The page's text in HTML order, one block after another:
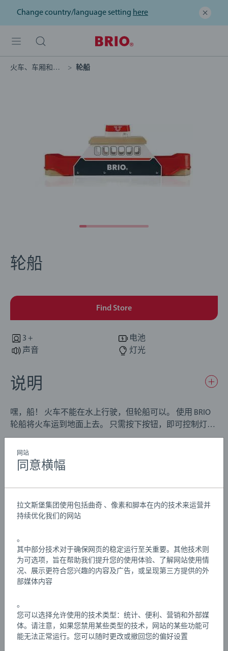
Change country/language setting here
火车、车厢和汽车 轮船
轮船
Find Store
3 +
电池
声音
灯光
说明
嘿，船！ 火车不能在水上行驶，但轮船可以。 使用 BRIO
轮船将火车运到地面上去。 只需按下按钮，即可控制灯光
和喇叭。 产品包含 2 条对接轨道，抵达目的地时舱门将打
开。
料精心打造，BRIO World铁路系列适合3岁及以上儿童，是
车、机车、货车、客车和车辆均配备经典BRIO磁性连接
大的BRIO世界。我们知道孩子们有时会以意想不到的方式
玩玩具。这就是为什么我们严格按照安全标准测试我们的
产品，这些标准在许多情况下比法律要求更为严格。BRIO
铁路套装是生日礼物或圣诞礼物的绝佳选择。
Details
文章编号:
63356900
游戏说明
Download
Download
网站
同意横幅
拉文斯堡集团使用包括曲奇 、像素和脚本在内的技术来运营并
持续优化我们的网站
。
其中部分技术对于确保网页的稳定运行至关重要。其他技术则
为可选项，旨在帮助我们提升您的使用体验、了解网站使用情
况、展示更符合您兴趣的内容及广告，或呈现第三方提供的外
部媒体内容
。
您可以选择允许使用的技术类型：统计、便利、营销和外部媒
体。请注意，如果您禁用某些类型的技术，网站的某些功能可
能无法正常运行。您可以随时更改或撤回您的偏好设置